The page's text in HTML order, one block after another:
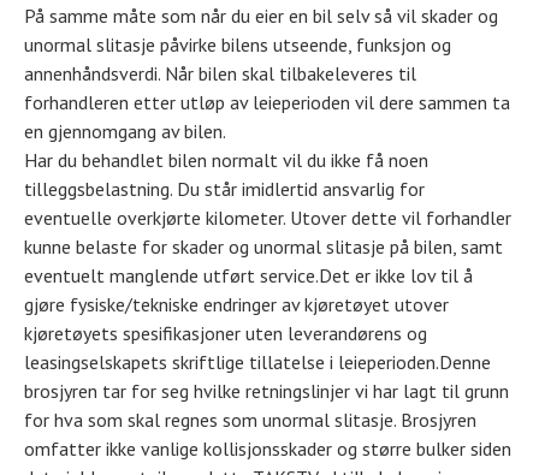
På samme måte som når du eier en bil selv så vil skader og
unormal slitasje påvirke bilens utseende, funksjon og
annenhåndsverdi. Når bilen skal tilbakeleveres til
forhandleren etter utløp av leieperioden vil dere sammen ta
en gjennomgang av bilen.
Har du behandlet bilen normalt vil du ikke få noen
tilleggsbelastning. Du står imidlertid ansvarlig for
eventuelle overkjørte kilometer. Utover dette vil forhandler
kunne belaste for skader og unormal slitasje på bilen, samt
eventuelt manglende utført service.Det er ikke lov til å
gjøre fysiske/tekniske endringer av kjøretøyet utover
kjøretøyets spesifikasjoner uten leverandørens og
leasingselskapets skriftlige tillatelse i leieperioden.Denne
brosjyren tar for seg hvilke retningslinjer vi har lagt til grunn
for hva som skal regnes som unormal slitasje. Brosjyren
omfatter ikke vanlige kollisjonsskader og større bulker siden